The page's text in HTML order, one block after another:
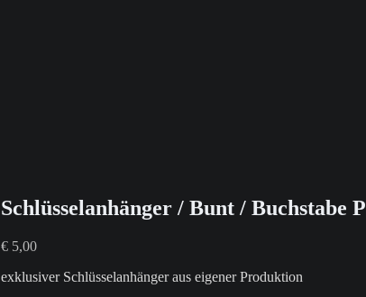
Schlüsselanhänger / Bunt / Buchstabe P
€5,00
exklusiver Schlüsselanhänger aus eigener Produktion